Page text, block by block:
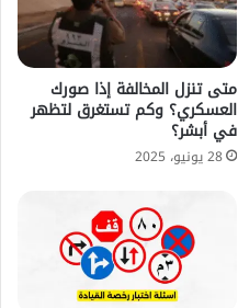
متى تنزل المخالفة إذا صورك
العسكري؟ وكم تستغرق لتظهر
في أبشر؟
28 يونيو، 2025